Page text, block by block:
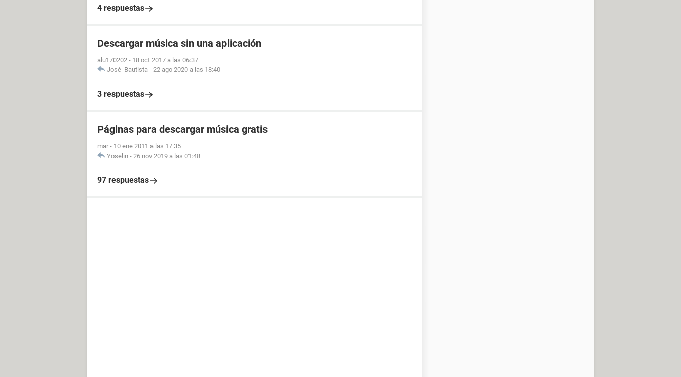
4 respuestas
Descargar música sin una aplicación
alu170202 - 18 oct 2017 a las 06:37
José_Bautista - 22 ago 2020 a las 18:40
3 respuestas
Páginas para descargar música gratis
mar - 10 ene 2011 a las 17:35
Yoselin - 26 nov 2019 a las 01:48
97 respuestas